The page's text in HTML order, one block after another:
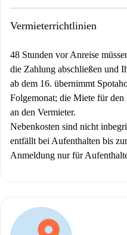
Vermieterrichtlinien
48 Stunden vor Anreise
die Zahlung abschließen und
ab dem 16. übernimmt
Folgemonat; die Miete für
an den Vermieter.
Nebenkosten sind nicht
entfällt bei Aufenthalten bis
Anmeldung nur für